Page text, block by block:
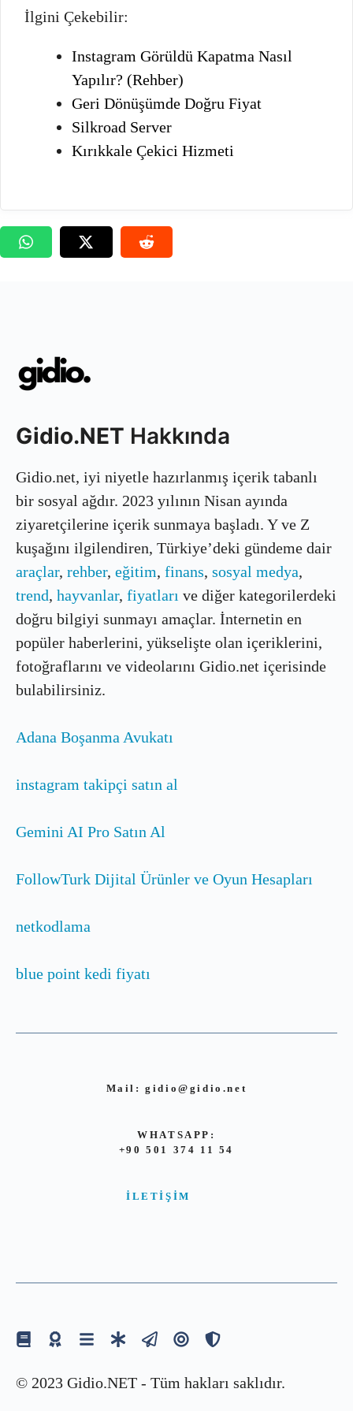
İlgini Çekebilir:
Instagram Görüldü Kapatma Nasıl
Yapılır? (Rehber)
Geri Dönüşümde Doğru Fiyat
Silkroad Server
Kırıkkale Çekici Hizmeti
Gidio.NET Hakkında
Gidio.net, iyi niyetle hazırlanmış içerik tabanlı
bir sosyal ağdır. 2023 yılının Nisan ayında
ziyaretçilerine içerik sunmaya başladı. Y ve Z
kuşağını ilgilendiren, Türkiye’deki gündeme dair
araçlar, rehber, eğitim, finans, sosyal medya,
trend, hayvanlar, fiyatları ve diğer kategorilerdeki
doğru bilgiyi sunmayı amaçlar. İnternetin en
popüler haberlerini, yükselişte olan içeriklerini,
fotoğraflarını ve videolarını Gidio.net içerisinde
bulabilirsiniz.
Adana Boşanma Avukatı
instagram takipçi satın al
Gemini AI Pro Satın Al
FollowTurk Dijital Ürünler ve Oyun Hesapları
netkodlama
blue point kedi fiyatı
Mail: gidio@gidio.net
WHATSAPP:
+90 501 374 11 54
İLETIŞIM
© 2023 Gidio.NET - Tüm hakları saklıdır.